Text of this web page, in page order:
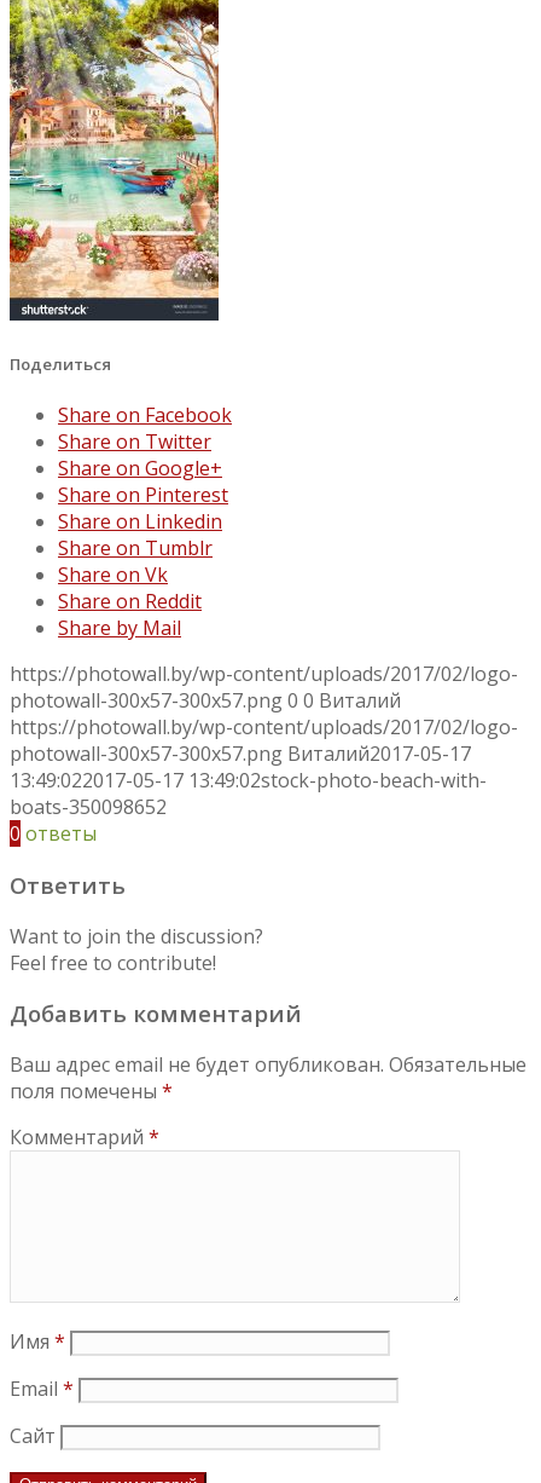
Поделиться
Share on Facebook
Share on Twitter
Share on Google+
Share on Pinterest
Share on Linkedin
Share on Tumblr
Share on Vk
Share on Reddit
Share by Mail
https://photowall.by/wp-content/uploads/2017/02/logo-
photowall-300x57-300x57.png0 0 Виталий
https://photowall.by/wp-content/uploads/2017/02/logo-
photowall-300x57-300x57.png Виталий2017-05-17
13:49:022017-05-17 13:49:02stock-photo-beach-with-
boats-350098652
0 ответы
Ответить
Want to join the discussion?
Feel free to contribute!
Добавить комментарий
Ваш адрес email не будет опубликован. Обязательные
поля помечены *
Комментарий *
Имя *
Email *
Сайт